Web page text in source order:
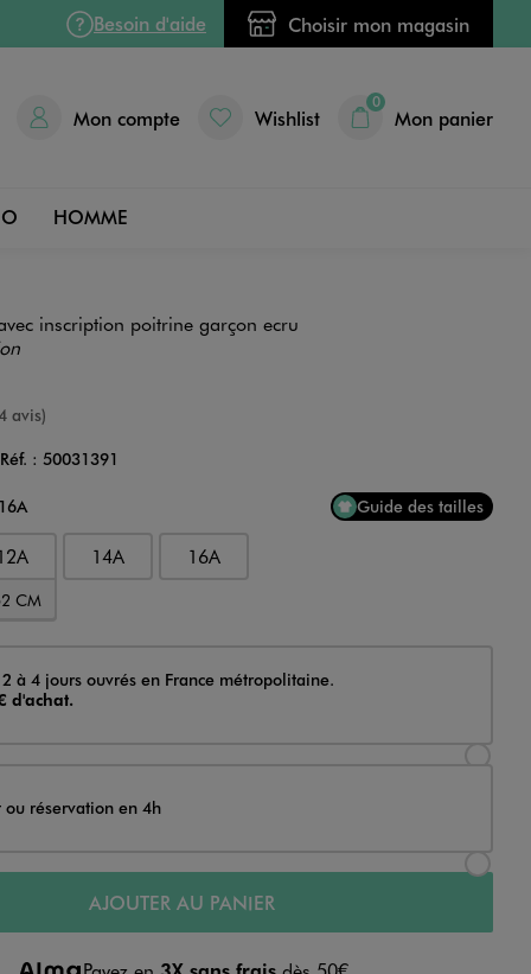
Besoin d'aide Choisir mon magasin
Mon compte Wishlist
0
Mon panier
HOMME
inscription poitrine garçon ecru
avis)
Réf. : 50031391
Guide des tailles
CM
14A 16A
à 4 jours ouvrés en France métropolitaine.
d'achat.
ou réservation en 4h
AJOUTER AU PANIER